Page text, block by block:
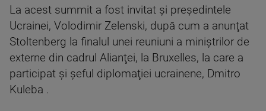
La acest summit a fost invitat şi preşedintele
Ucrainei, Volodimir Zelenski, după cum a anunţat
Stoltenberg la finalul unei reuniuni a miniştrilor de
externe din cadrul Alianţei, la Bruxelles, la care a
participat şi şeful diplomaţiei ucrainene, Dmitro
Kuleba .